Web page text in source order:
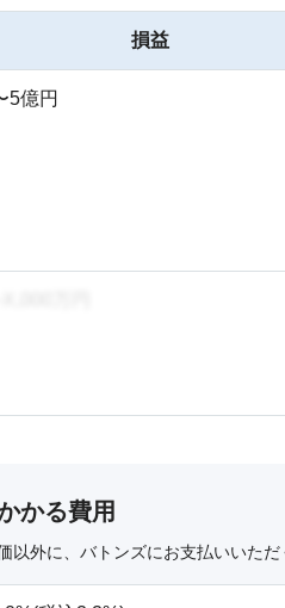
損益
5億円
かる費用
以外に、バトンズにお支払いいた